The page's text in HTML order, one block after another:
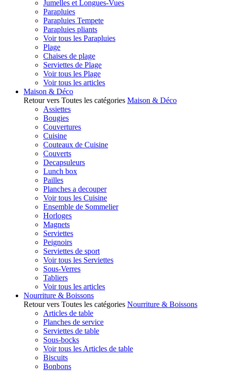
Jumelles et Longues-Vues
Parapluies
Parapluies Tempete
Parapluies pliants
Voir tous les Parapluies
Plage
Chaises de plage
Serviettes de Plage
Voir tous les Plage
Voir tous les articles
Maison & Déco
Retour vers Toutes les catégories Maison & Déco
Assiettes
Bougies
Couvertures
Cuisine
Couteaux de Cuisine
Couverts
Decapsuleurs
Lunch box
Pailles
Planches a decouper
Voir tous les Cuisine
Ensemble de Sommelier
Horloges
Magnets
Serviettes
Peignoirs
Serviettes de sport
Voir tous les Serviettes
Sous-Verres
Tabliers
Voir tous les articles
Nourriture & Boissons
Retour vers Toutes les catégories Nourriture & Boissons
Articles de table
Planches de service
Serviettes de table
Sous-bocks
Voir tous les Articles de table
Biscuits
Bonbons